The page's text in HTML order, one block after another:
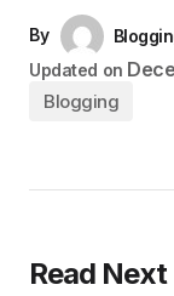
By
Updated on
Blogging
Read Next